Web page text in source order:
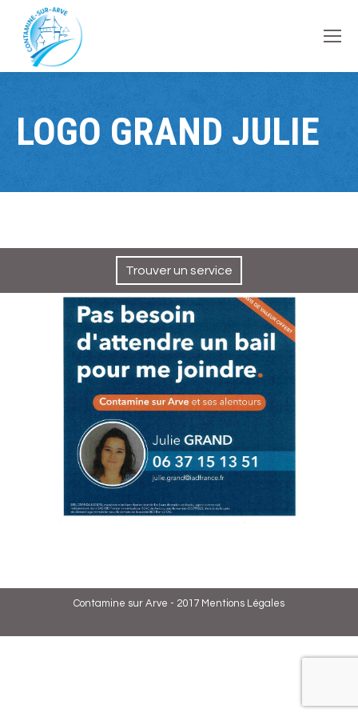
principal
LOGO GRAND JULIE
Trouver un service
Contamine sur Arve - 2017 Mentions Légales